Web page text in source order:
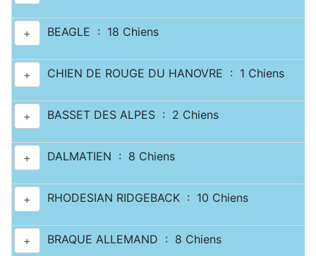
+ BEAGLE : 18 Chiens
+ CHIEN DE ROUGE DU HANOVRE : 1 Chiens
+ BASSET DES ALPES : 2 Chiens
+ DALMATIEN : 8 Chiens
+ RHODESIAN RIDGEBACK : 10 Chiens
+ BRAQUE ALLEMAND : 8 Chiens